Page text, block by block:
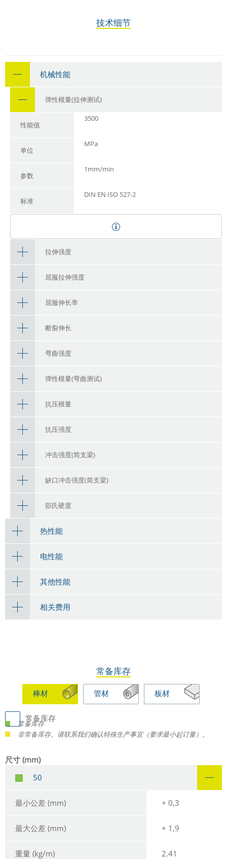
技术细节
机械性能
弹性模量(拉伸测试)
性能值
3500
单位
MPa
参数
1mm/min
标准
DIN EN ISO 527-2
拉伸强度
屈服拉伸强度
屈服伸长率
断裂伸长
弯曲强度
弹性模量(弯曲测试)
抗压模量
抗压强度
冲击强度(简支梁)
缺口冲击强度(简支梁)
邵氏硬度
热性能
电性能
其他性能
相关费用
常备库存
棒材 管材 板材
常备库存
常备库存
非常备库存。请联系我们确认特殊生产事宜（要求最小起订量）。
尺寸 (mm)
50
最小公差 (mm) + 0,3
最大公差 (mm) + 1,9
重量 (kg/m) 2.41